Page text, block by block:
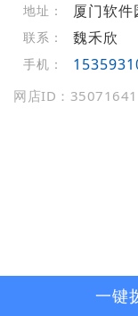
地址： 厦门软
联系： 魏禾欣
手机：
网店ID：
一键